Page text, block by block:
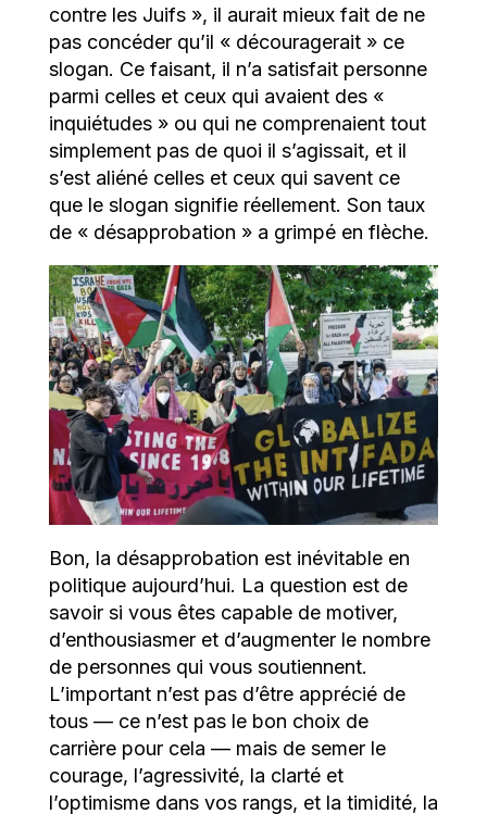
contre les Juifs », il aurait mieux fait de ne
pas concéder qu’il « découragerait » ce
slogan. Ce faisant, il n’a satisfait personne
parmi celles et ceux qui avaient des «
inquiétudes » ou qui ne comprenaient tout
simplement pas de quoi il s’agissait, et il
s’est aliéné celles et ceux qui savent ce
que le slogan signifie réellement. Son taux
de « désapprobation » a grimpé en flèche.
Bon, la désapprobation est inévitable en
politique aujourd’hui. La question est de
savoir si vous êtes capable de motiver,
d’enthousiasmer et d’augmenter le nombre
de personnes qui vous soutiennent.
L’important n’est pas d’être apprécié de
tous — ce n’est pas le bon choix de
carrière pour cela — mais de semer le
courage, l’agressivité, la clarté et
l’optimisme dans vos rangs, et la timidité, la